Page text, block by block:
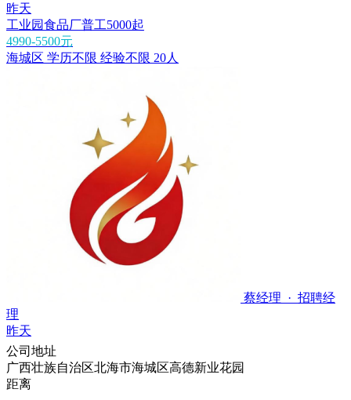
昨天
工业园食品厂普工5000起
4990-5500元
海城区 学历不限 经验不限 20人
蔡经理 · 招聘经
理
昨天
公司地址
广西壮族自治区北海市海城区高德新业花园
距离